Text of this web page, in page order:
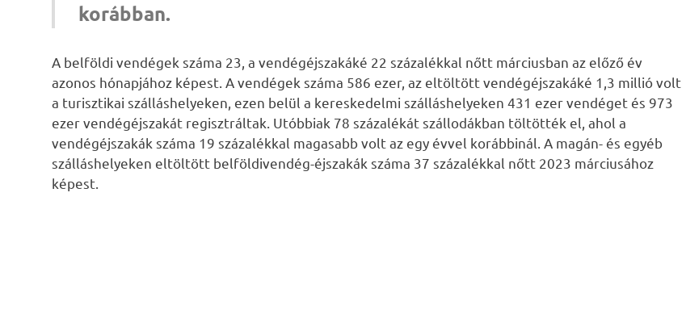
korábban.
A belföldi vendégek száma 23, a vendégéjszakáké 22 százalékkal nőtt márciusban az előző év
azonos hónapjához képest. A vendégek száma 586 ezer, az eltöltött vendégéjszakáké 1,3 millió volt
a turisztikai szálláshelyeken, ezen belül a kereskedelmi szálláshelyeken 431 ezer vendéget és 973
ezer vendégéjszakát regisztráltak. Utóbbiak 78 százalékát szállodákban töltötték el, ahol a
vendégéjszakák száma 19 százalékkal magasabb volt az egy évvel korábbinál. A magán- és egyéb
szálláshelyeken eltöltött belföldivendég-éjszakák száma 37 százalékkal nőtt 2023 márciusához
képest.